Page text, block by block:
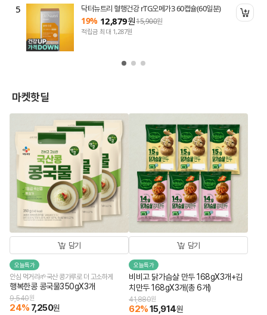
담기
5 닥터뉴트리 혈행건강 rTG오메가3 60캡슐(60일분)
19% 12,879원15,900원
적립금 최대 1,287원
마켓핫딜
담기
오늘특가
안심 먹거리🌱국산 콩가루로 더 고소하게
행복한콩 콩국물350gX3개
9,540원
24% 7,250원
담기
오늘특가
비비고 닭가슴살 만두 168gX3개+김
치만두 168gX3개(총 6개)
41,880원
62%15,914원